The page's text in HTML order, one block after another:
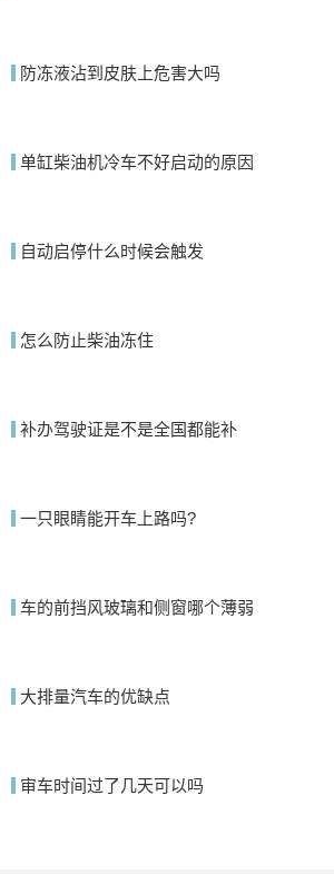
防冻液沾到皮肤上危害大吗
单缸柴油机冷车不好启动的原因
自动启停什么时候会触发
怎么防止柴油冻住
补办驾驶证是不是全国都能补
一只眼睛能开车上路吗?
车的前挡风玻璃和侧窗哪个薄弱
大排量汽车的优缺点
审车时间过了几天可以吗